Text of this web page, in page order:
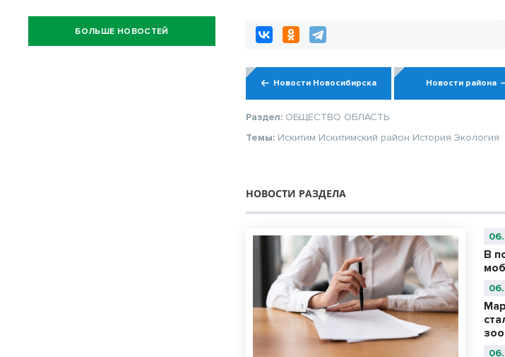
высокобалльников
Новости Новосибирска Новости района
Раздел: ОБЩЕСТВО ОБЛАСТЬ
Темы: Искитим Искитимский район История Экология
НОВОСТИ РАЗДЕЛА
В
БОЛЬШЕ НОВОСТЕЙ